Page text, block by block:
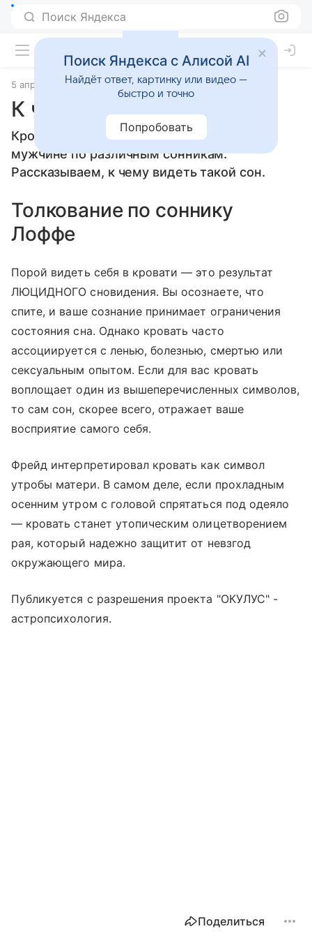
Поиск Яндекса
5 апреля 2010 Сонники
К чему снится Кровать
Кровать: толкование сна женщине или
мужчине по различным сонникам.
Рассказываем, к чему видеть такой сон.
Толкование по соннику
Лоффе
Порой видеть себя в кровати — это результат
ЛЮЦИДНОГО сновидения. Вы осознаете, что
спите, и ваше сознание принимает ограничения
состояния сна. Однако кровать часто
ассоциируется с ленью, болезнью, смертью или
сексуальным опытом. Если для вас кровать
воплощает один из вышеперечисленных символов,
то сам сон, скорее всего, отражает ваше
восприятие самого себя.
Фрейд интерпретировал кровать как символ
утробы матери. В самом деле, если прохладным
осенним утром с головой спрятаться под одеяло
— кровать станет утопическим олицетворением
рая, который надежно защитит от невзгод
окружающего мира.
Публикуется с разрешения проекта "ОКУЛУС" -
астропсихология.
Поделиться
Поиск Яндекса с Алисой AI
Найдёт ответ, картинку или видео —
быстро и точно
Попробовать